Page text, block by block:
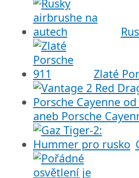
Zlaté
aneb Porsche